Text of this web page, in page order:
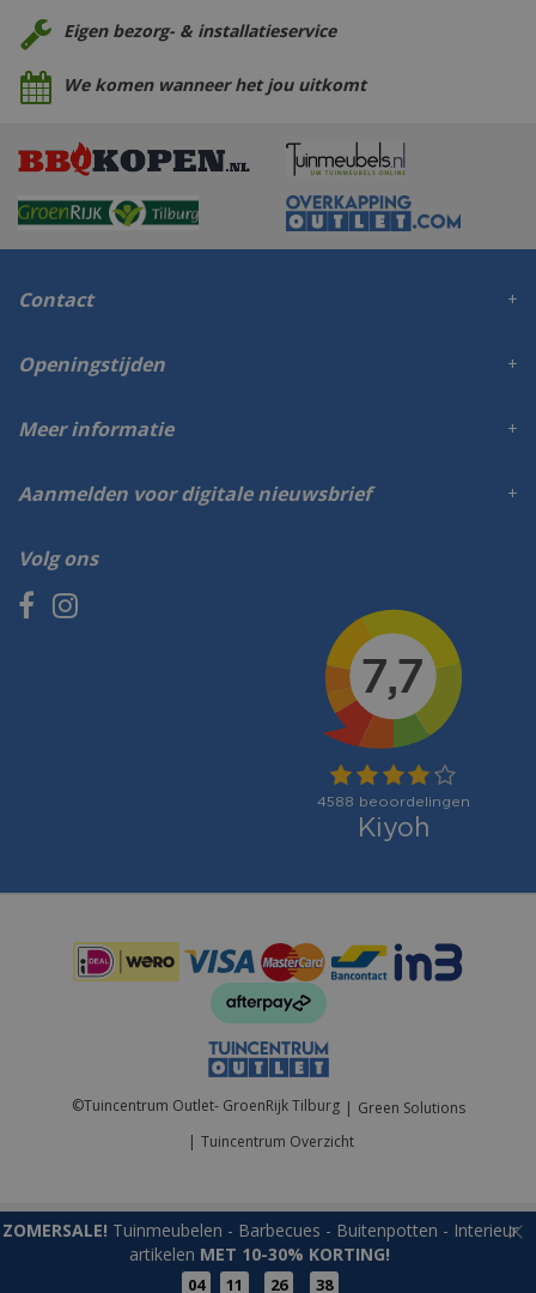
ZOMERSALE! Tuinmeubelen - Barbecues - Buitenpotten - Interieur
artikelen MET 10-30% KORTING!
04 11 26 38
Eigen bezorg- & installatieservice
We komen wanneer het jou uitkomt
Contact
Volg ons
Openingstijden
Meer informatie
Aanmelden voor digitale nieuwsbrief
©Tuincentrum Outlet- GroenRijk Tilburg
Green Solutions
Tuincentrum Overzicht